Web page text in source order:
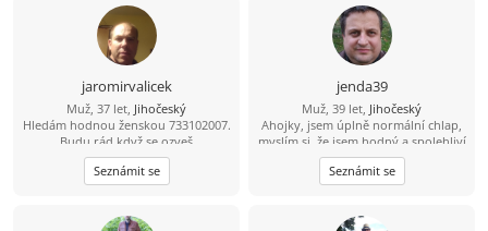
jaromirvalicek
Muž, 37 let, Jihočeský
Hledám hodnou ženskou 733102007.
Budu rád když se ozveš
Seznámit se
jenda39
Muž, 39 let, Jihočeský
Ahojky, jsem úplně normální chlap,
myslím si, že jsem hodný a spolehliví
a že nezkazím žádnou srandu.
Hledám k sobě partnerku na
společnou a pohodovou cestu
překážkou????
Seznámit se